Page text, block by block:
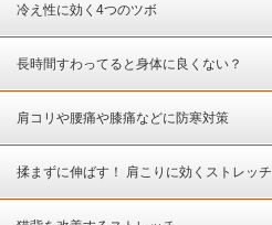
冷え性に効く4つのツボ
長時間すわってると身体に良くない？
肩コリや腰痛や膝痛などに防寒対策
揉まずに伸ばす！ 肩こりに効くストレッチ